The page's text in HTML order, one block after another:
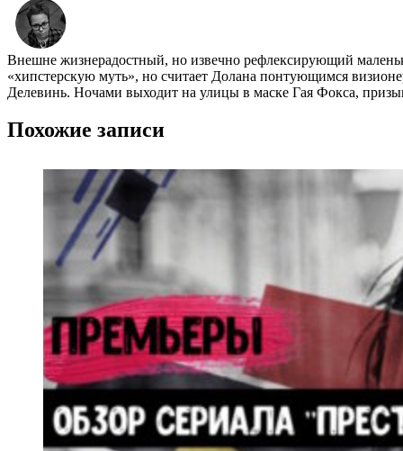
Внешне жизнерадостный, но извечно рефлексирующий
«хипстерскую муть», но считает Долана понтующимся
Делевинь. Ночами выходит на улицы в маске Гая Фокса,
Похожие записи